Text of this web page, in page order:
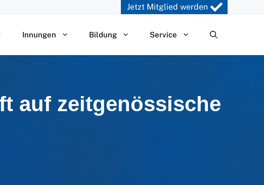
Jetzt Mitglied werden
Innungen Bildung Service
auf zeitgenössische